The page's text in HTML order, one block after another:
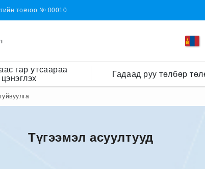
товчоо № 00010
гар утсаараа
цэнэглэх
Гадаад руу төлбөр
Түгээмэл асуултууд